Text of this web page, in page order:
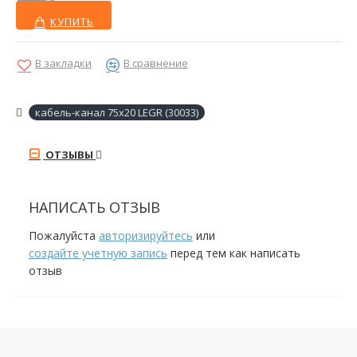
КУПИТЬ
В закладки В сравнение
кабель-канал 75х20 LEGR (30033)
ОТЗЫВЫ
НАПИСАТЬ ОТЗЫВ
Пожалуйста авторизируйтесь или
создайте учетную запись перед тем как написать
отзыв